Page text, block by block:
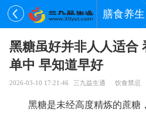
膳食养生
黑糖虽好并非人人适合
单中 早知道早好
2026-03-10 17:21:46 三九益生通 饮食禁忌
黑糖是未经高度精炼的蔗糖